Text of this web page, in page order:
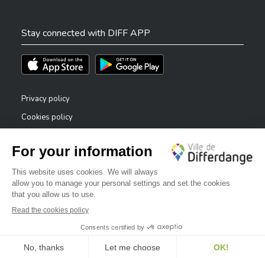
Stay connected with DIFF APP
Téléchargez l'app sur l'App StoreTéléchargez l'app sur Play Store
Privacy policy
Cookies policy
Accessibility statement
Reporting system — whistleblowers
©2026 All rights reserved . City of Differdange
✕
Bonjour, comment puis-je vous aider ?